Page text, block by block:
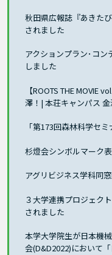
秋田県広報誌『あきた
されました
アクションプラン･コ
しました
【ROOTS THE MOVIE
澤！| 本荘キャンパス
「第173回森林科学セ
杉燈会シンボルマーク
アグリビジネス学科同
３大学連携プロジェク
されました
本学大学院生が日本機
会(D&D2022)において